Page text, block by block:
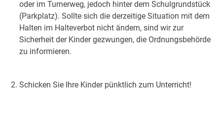
oder im Turnerweg, jedoch hinter dem Schulgrundstück
(Parkplatz). Sollte sich die derzeitige Situation mit dem
Halten im Halteverbot nicht ändern, sind wir zur
Sicherheit der Kinder gezwungen, die Ordnungsbehörde
zu informieren.
Schicken Sie Ihre Kinder pünktlich zum Unterricht!